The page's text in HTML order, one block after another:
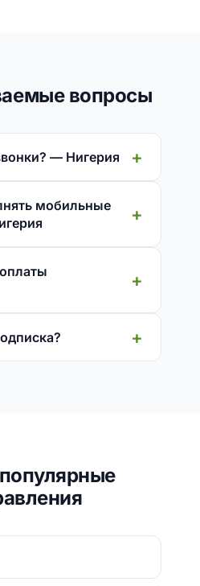
вопросы
— Нигерия
мобильные